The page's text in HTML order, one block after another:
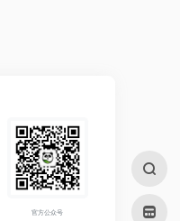
官方公众号